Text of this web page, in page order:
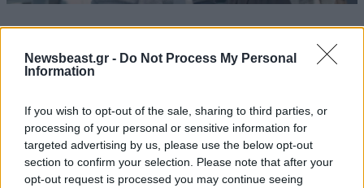
Newsbeast.gr - Do Not Process My Personal
Information
If you wish to opt-out of the sale, sharing to third parties, or
processing of your personal or sensitive information for
targeted advertising by us, please use the below opt-out
section to confirm your selection. Please note that after your
opt-out request is processed you may continue seeing
Extra Tips
Γίνε και εσύ μέλος εύκολα και γρήγορα μέσω του
seasmiles.comή εν πλω και απόλαυσε μοναδικά
προνόμια!